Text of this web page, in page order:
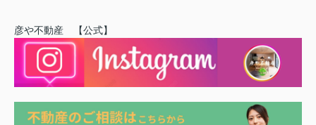
彦や不動産 【公式】